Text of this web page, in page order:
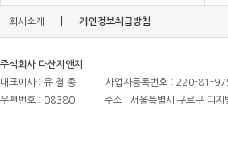
회사소개 개인정보취급방침
주식회사 다산지앤지
대표이사 : 유 철 종
사업자등록번호 : 220-81-
우편번호 : 08380
주소 : 서울특별시 구로구 디